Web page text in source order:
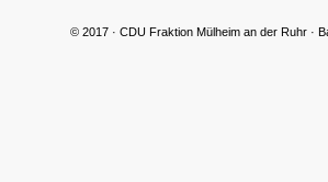
© 2017 · CDU Fraktion Mülheim an der Ruhr ·